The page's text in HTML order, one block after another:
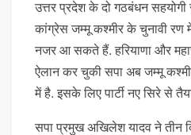
उत्तर प्रदेश के दो गठबंधन सहयोगी
कांग्रेस जम्मू कश्मीर के चुनावी
नजर आ सकते हैं. हरियाणा और
ऐलान कर चुकी सपा अब जम्मू
में है. इसके लिए पार्टी नए सिरे से
सपा प्रमुख अखिलेश यादव ने तीन